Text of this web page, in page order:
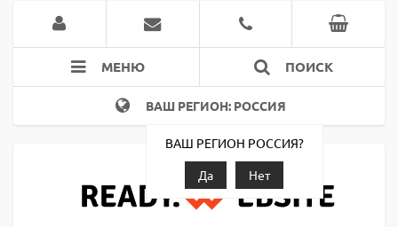
МЕНЮ ПОИСК
ВАШ РЕГИОН: РОССИЯ
ВАШ РЕГИОН РОССИЯ?
Да
Нет